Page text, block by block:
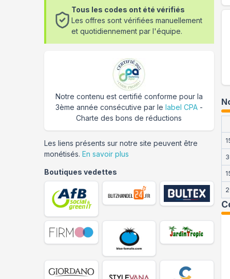
Tous les codes ont été vérifiés
Les offres sont vérifiées manuellement
et quotidiennement par l'équipe.
Notre contenu est certifié conforme pour la
3ème année consécutive par le label CPA-
Charte des bons de réductions
Les liens présents sur notre site peuvent être
monétisés. En savoir plus
Boutiques vedettes